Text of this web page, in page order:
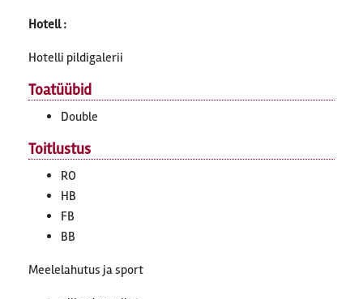
Hotell :
Hotelli pildigalerii
Toatüübid
Double
Toitlustus
RO
HB
FB
BB
Meelelahutus ja sport